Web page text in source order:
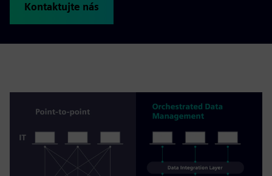
Kontaktujte nás